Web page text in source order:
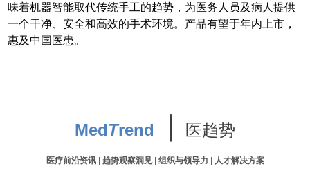
味着机器智能取代传统手工的趋势，为医务人员及病人提供
一个干净、安全和高效的手术环境。产品有望于年内上市，
惠及中国医患。
MedTrend ∣ 医趋势
医疗前沿资讯 | 趋势观察洞见 | 组织与领导力 | 人才解决方案